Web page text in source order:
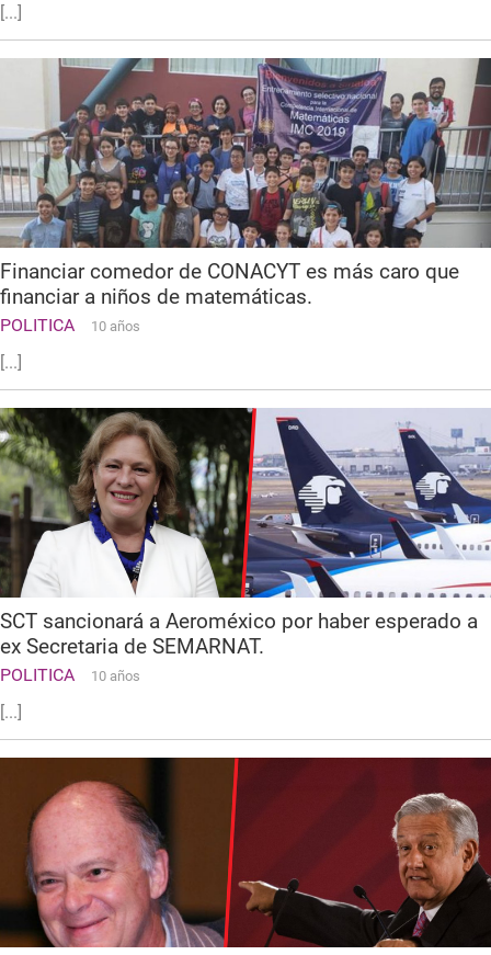
[...]
Financiar comedor de CONACYT es más caro que
financiar a niños de matemáticas.
POLITICA 10 años
[...]
SCT sancionará a Aeroméxico por haber esperado a
ex Secretaria de SEMARNAT.
POLITICA 10 años
[...]